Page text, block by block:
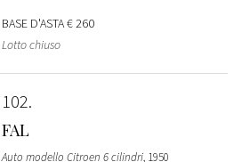
BASE D'ASTA€ 260
Lotto chiuso
102
FAL
Auto modello Citroen 6 cilindri, 1950